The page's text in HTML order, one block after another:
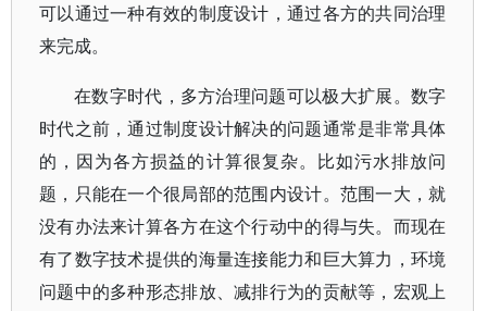
可以通过一种有效的制度设计，通过各方的共同治理
来完成。
在数字时代，多方治理问题可以极大扩展。数字
时代之前，通过制度设计解决的问题通常是非常具体
的，因为各方损益的计算很复杂。比如污水排放问
题，只能在一个很局部的范围内设计。范围一大，就
没有办法来计算各方在这个行动中的得与失。而现在
有了数字技术提供的海量连接能力和巨大算力，环境
问题中的多种形态排放、减排行为的贡献等，宏观上